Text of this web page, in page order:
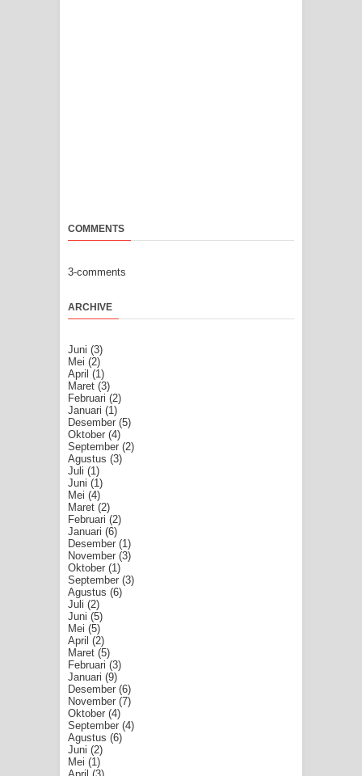
COMMENTS
3-comments
ARCHIVE
Juni (3)
Mei (2)
April (1)
Maret (3)
Februari (2)
Januari (1)
Desember (5)
Oktober (4)
September (2)
Agustus (3)
Juli (1)
Juni (1)
Mei (4)
Maret (2)
Februari (2)
Januari (6)
Desember (1)
November (3)
Oktober (1)
September (3)
Agustus (6)
Juli (2)
Juni (5)
Mei (5)
April (2)
Maret (5)
Februari (3)
Januari (9)
Desember (6)
November (7)
Oktober (4)
September (4)
Agustus (6)
Juni (2)
Mei (1)